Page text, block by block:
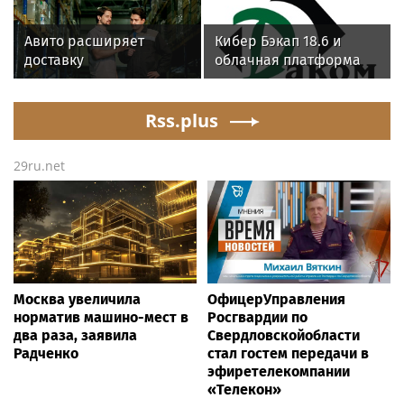
Авито расширяет
доставку
крупногабаритных
Кибер Бэкап 18.6 и
облачная платформа
SpaceVM 6.5.9. успешно
совместимость
Rss.plus
29ru.net
Москва увеличила
норматив машино-мест в
два раза, заявила
Радченко
ОфицерУправления
Росгвардии по
Свердловскойобласти
стал гостем передачи в
эфиретелекомпании
«Телекон»